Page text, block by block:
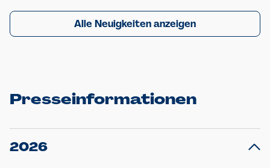
Alle Neuigkeiten anzeigen
Presseinformationen
2026